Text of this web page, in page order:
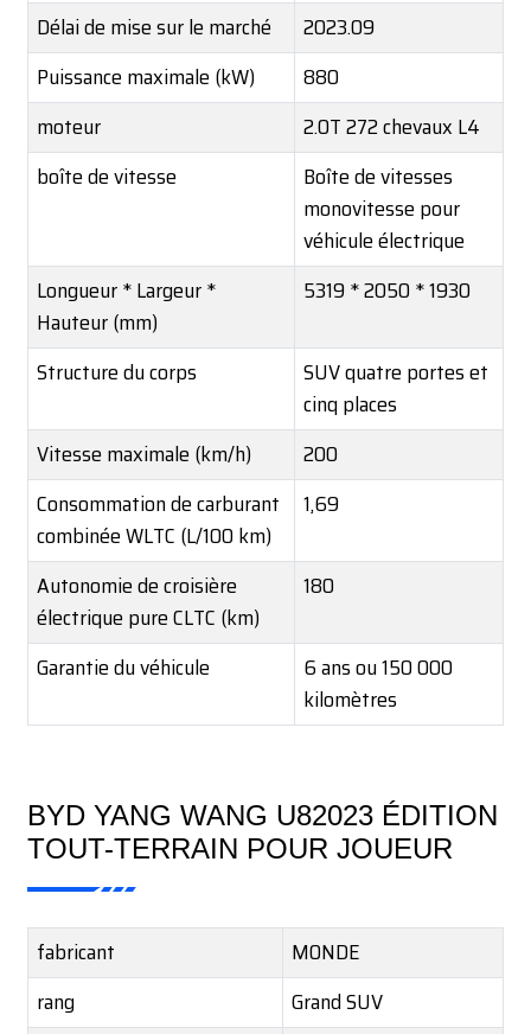
Délai de mise sur le marché
2023.09
Puissance maximale (kW)
880
moteur
2.0T 272 chevaux L4
boîte de vitesse
Boîte de vitesses
monovitesse pour
véhicule électrique
Longueur * Largeur *
Hauteur (mm)
5319 * 2050 * 1930
Structure du corps
SUV quatre portes et
cinq places
Vitesse maximale (km/h)
200
Consommation de carburant
combinée WLTC (L/100 km)
1,69
Autonomie de croisière
électrique pure CLTC (km)
180
Garantie du véhicule
6 ans ou 150 000
kilomètres
BYD YANG WANG U82023 ÉDITION
TOUT-TERRAIN POUR JOUEUR
fabricant
MONDE
rang
Grand SUV